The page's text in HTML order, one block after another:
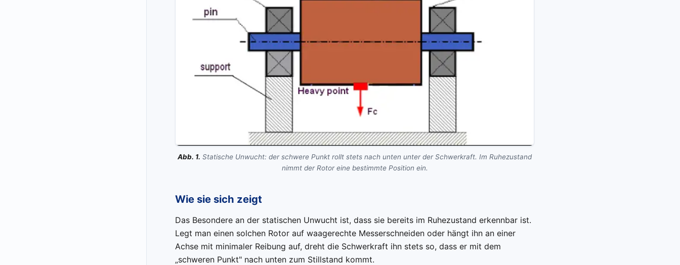
Abb. 1. Statische Unwucht: der schwere Punkt rollt stets nach unten unter der Schwerkraft. Im Ruhezustand
nimmt der Rotor eine bestimmte Position ein.
Wie sie sich zeigt
Das Besondere an der statischen Unwucht ist, dass sie bereits im Ruhezustand erkennbar ist.
Legt man einen solchen Rotor auf waagerechte Messerschneiden oder hängt ihn an einer
Achse mit minimaler Reibung auf, dreht die Schwerkraft ihn stets so, dass er mit dem
„schweren Punkt" nach unten zum Stillstand kommt.